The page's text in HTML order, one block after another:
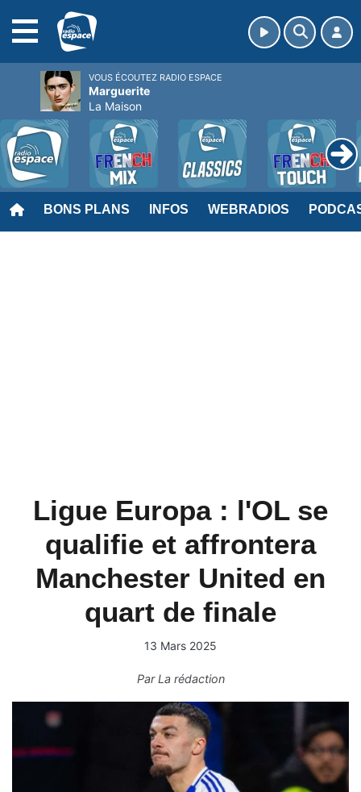
BONS PLANS INFOS WEBRADIOS
Ligue Europa : l'OL se
qualifie et affrontera
Manchester United en
quart de finale
13 Mars 2025
ParLa rédaction
VOUS ÉCOUTEZ RADIO ESPACE
Marguerite
La Maison